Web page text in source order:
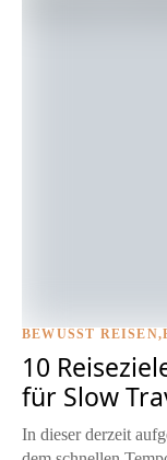
BEWUSST REISEN
10
für Slow
In dieser derzeit